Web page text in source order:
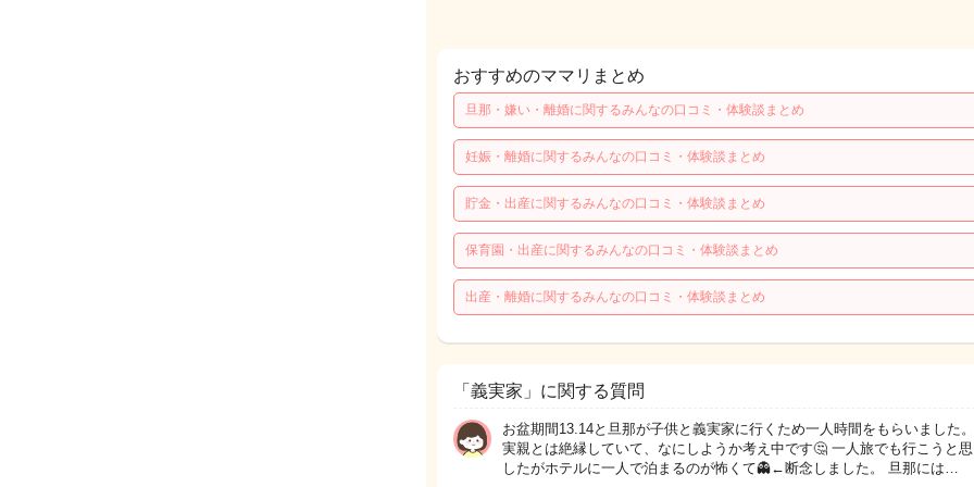
おすすめのママリまとめ
旦那・嫌い・離婚に関するみんなの口コミ・体験談まとめ
妊娠・離婚に関するみんなの口コミ・体験談まとめ
貯金・出産に関するみんなの口コミ・体験談まとめ
保育園・出産に関するみんなの口コミ・体験談まとめ
出産・離婚に関するみんなの口コミ・体験談まとめ
「義実家」に関する質問
お盆期間13.14と旦那が子供と義実家に行くため一人時間をもらいました
実親とは絶縁していて、なにしようか考え中です🤔 一人旅でも行こうと思
したがホテルに一人で泊まるのが怖くて👻←断念しました。 旦那には…